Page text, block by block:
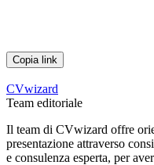
Copia link
CVwizard
Team editoriale
Il team di CVwizard offre
presentazione attraverso
e consulenza esperta, per